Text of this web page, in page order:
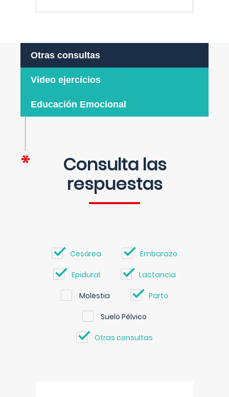
Otras consultas
Video ejercicios
Educación Emocional
Consulta las
respuestas
Cesárea Embarazo
Epidural Lactancia
Molestia Parto
Suelo Pélvico
Otras consultas